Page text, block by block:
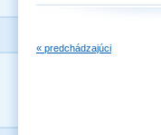
« predchádzajúci